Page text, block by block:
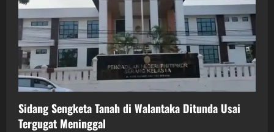
Sidang Sengketa Tanah di Walantaka Ditunda Usai
Tergugat Meninggal